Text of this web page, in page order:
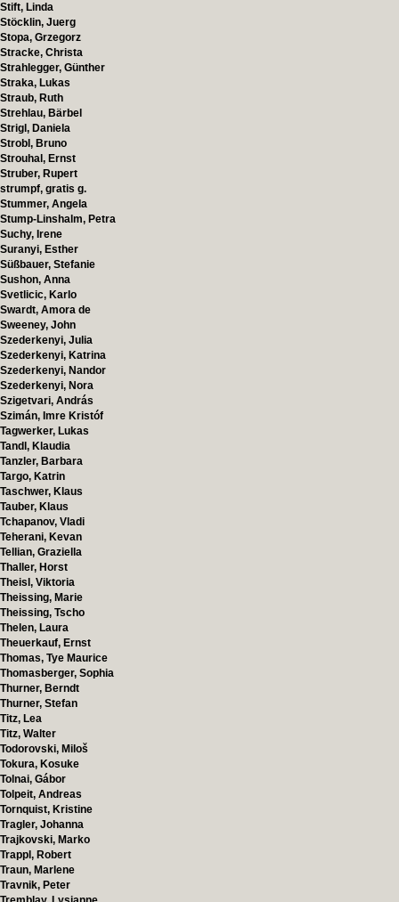
Stift, Linda
Stöcklin, Juerg
Stopa, Grzegorz
Stracke, Christa
Strahlegger, Günther
Straka, Lukas
Straub, Ruth
Strehlau, Bärbel
Strigl, Daniela
Strobl, Bruno
Strouhal, Ernst
Struber, Rupert
strumpf, gratis g.
Stummer, Angela
Stump-Linshalm, Petra
Suchy, Irene
Suranyi, Esther
Süßbauer, Stefanie
Sushon, Anna
Svetlicic, Karlo
Swardt, Amora de
Sweeney, John
Szederkenyi, Julia
Szederkenyi, Katrina
Szederkenyi, Nandor
Szederkenyi, Nora
Szigetvari, András
Szimán, Imre Kristóf
Tagwerker, Lukas
Tandl, Klaudia
Tanzler, Barbara
Targo, Katrin
Taschwer, Klaus
Tauber, Klaus
Tchapanov, Vladi
Teherani, Kevan
Tellian, Graziella
Thaller, Horst
Theisl, Viktoria
Theissing, Marie
Theissing, Tscho
Thelen, Laura
Theuerkauf, Ernst
Thomas, Tye Maurice
Thomasberger, Sophia
Thurner, Berndt
Thurner, Stefan
Titz, Lea
Titz, Walter
Todorovski, Miloš
Tokura, Kosuke
Tolnai, Gábor
Tolpeit, Andreas
Tornquist, Kristine
Tragler, Johanna
Trajkovski, Marko
Trappl, Robert
Traun, Marlene
Travnik, Peter